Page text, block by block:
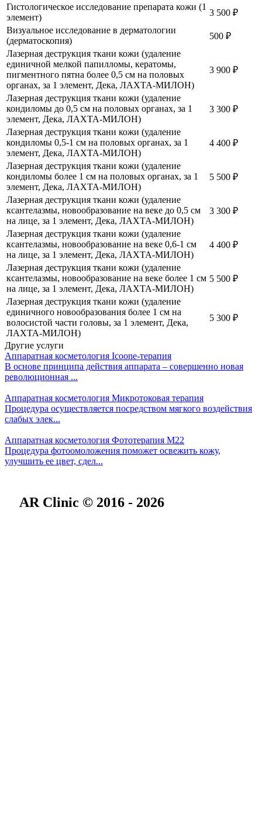
Гистологическое исследование препарата кожи (1
элемент)
3 500 ₽
Визуальное исследование в дерматологии
(дерматоскопия)
500 ₽
Лазерная деструкция ткани кожи (удаление
единичной мелкой папилломы, кератомы,
пигментного пятна более 0,5 см на половых
органах, за 1 элемент, Дека, ЛАХТА-МИЛОН)
3 900 ₽
Лазерная деструкция ткани кожи (удаление
кондиломы до 0,5 см на половых органах, за 1
элемент, Дека, ЛАХТА-МИЛОН)
3 300 ₽
Лазерная деструкция ткани кожи (удаление
кондиломы 0,5-1 см на половых органах, за 1
элемент, Дека, ЛАХТА-МИЛОН)
4 400 ₽
Лазерная деструкция ткани кожи (удаление
кондиломы более 1 см на половых органах, за 1
элемент, Дека, ЛАХТА-МИЛОН)
5 500 ₽
Лазерная деструкция ткани кожи (удаление
ксантелазмы, новообразование на веке до 0,5 см
на лице, за 1 элемент, Дека, ЛАХТА-МИЛОН)
3 300 ₽
Лазерная деструкция ткани кожи (удаление
ксантелазмы, новообразование на веке 0,6-1 см
на лице, за 1 элемент, Дека, ЛАХТА-МИЛОН)
4 400 ₽
Лазерная деструкция ткани кожи (удаление
ксантелазмы, новообразование на веке более 1 см
на лице, за 1 элемент, Дека, ЛАХТА-МИЛОН)
5 500 ₽
Лазерная деструкция ткани кожи (удаление
единичного новообразования более 1 см на
волосистой части головы, за 1 элемент, Дека,
ЛАХТА-МИЛОН)
5 300 ₽
Другие услуги
Аппаратная косметология Icoone-терапия
В основе принципа действия аппарата – совершенно новая
революционная ...
Аппаратная косметология Микротоковая терапия
Процедура осуществляется посредством мягкого воздействия
слабых элек...
Аппаратная косметология Фототерапия M22
Процедура фотоомоложения поможет освежить кожу,
улучшить ее цвет, сдел...
AR Clinic © 2016 - 2026